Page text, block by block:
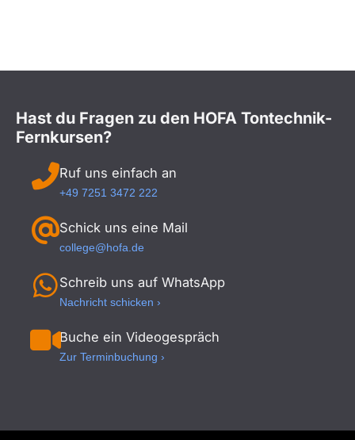
Hast du Fragen zu den HOFA Tontechnik-
Fernkursen?
Ruf uns einfach an
+49 7251 3472 222
Schick uns eine Mail
college@hofa.de
Schreib uns auf WhatsApp
Nachricht schicken ›
Buche ein Videogespräch
Zur Terminbuchung ›